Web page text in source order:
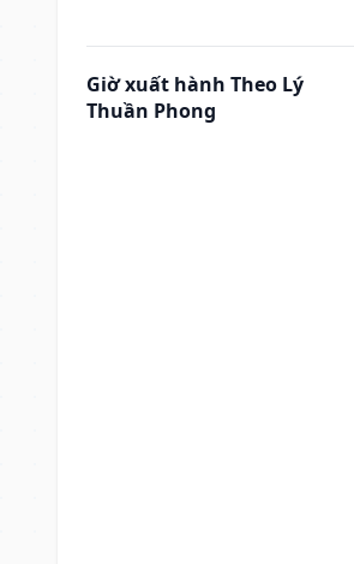
Giờ xuất hành Theo Lý
Thuần Phong